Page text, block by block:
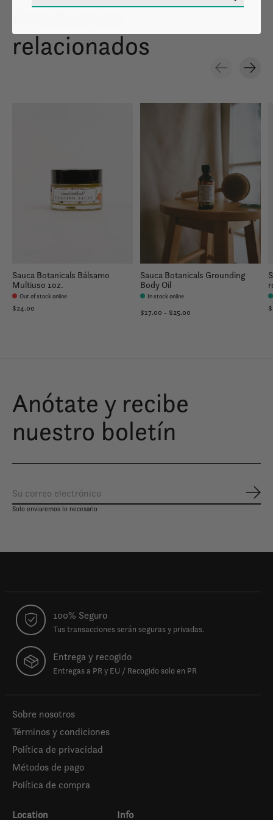
Productos
relacionados
Sauca Botanicals Bálsamo
Multiuso 1oz.
Out of stock online
$24.00
Sauca Botanicals Grounding
Body Oil
In stock online
$17.00 - $25.00
Anótate y recibe
nuestro boletín
Solo enviaremos lo necesario
100% Seguro
Tus transacciones serán seguras y privadas.
Entrega y recogido
Entregas a PR y EU / Recogido solo en PR
Sobre nosotros
Términos y condiciones
Política de privacidad
Métodos de pago
Política de compra
Location Info